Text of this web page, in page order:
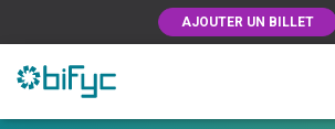
AJOUTER UN BILLET